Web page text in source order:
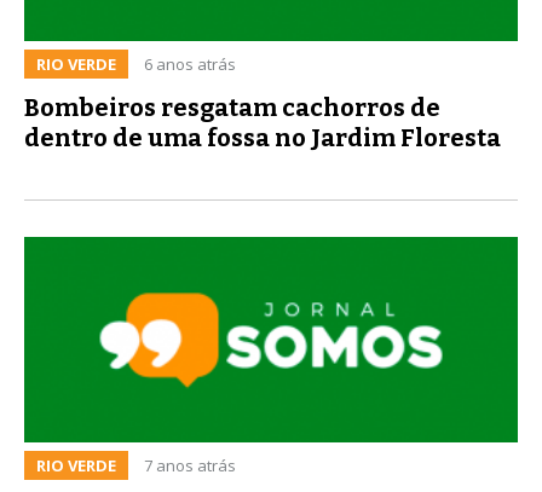
RIO VERDE 6 anos atrás
Bombeiros resgatam cachorros de
dentro de uma fossa no Jardim Floresta
RIO VERDE 7 anos atrás